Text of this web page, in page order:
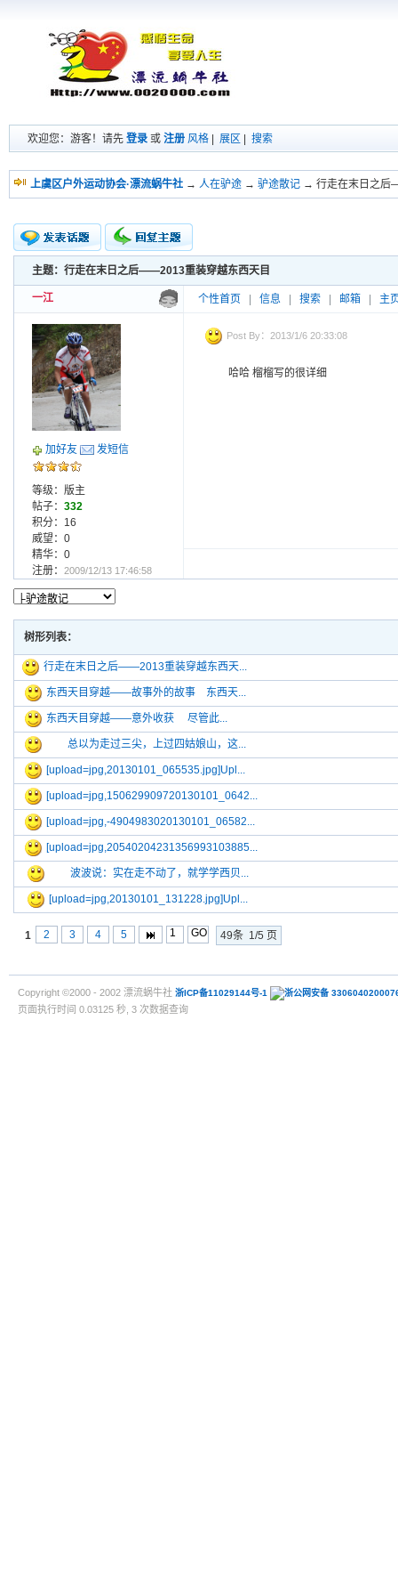
欢迎您：游客！请先 登录 或 注册 风格 展区 搜索
上虞区户外运动协会·漂流蜗牛社 → 人在驴途 → 驴途散记 → 行走在末日之后
新的主题
投票帖
小字报
主题：行走在末日之后——2013重装穿越东西天目
一江 个性首页 信息 搜索 邮箱 主
加好友 发短信
等级：版主
帖子： 332
积分：16
威望：0
精华：0
注册： 2009/12/13 17:46:58
Post By：2013/1/6 20:33:08
哈哈 榴榴写的很详细
树形列表：
行走在末日之后——2013重装穿越东西天...
东西天目穿越——故事外的故事 东西天...
东西天目穿越——意外收获 尽管此...
总以为走过三尖，上过四姑娘山，这...
[upload=jpg,20130101_065535.jpg]Upl...
[upload=jpg,150629909720130101_0642...
[upload=jpg,-4904983020130101_06582...
[upload=jpg,20540204231356993103885...
波波说：实在走不动了，就学学西贝...
[upload=jpg,20130101_131228.jpg]Upl...
1 2 3 4 5 49条 1/5 页
Copyright ©2000 - 2002 漂流蜗牛社 浙ICP备11029144号-1 浙公网安备
页面执行时间 0.03125 秒, 3 次数据查询